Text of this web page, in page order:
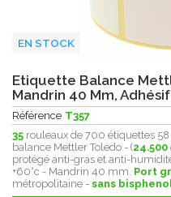
EN STOCK
Etiquette Balance
Mandrin 40 Mm,
Référence T357
35 rouleaux de 700 étiquettes
balance Mettler Toledo - (24.500
protégé anti-gras et anti-
+60°c - Mandrin 40 mm. Port
métropolitaine - sans